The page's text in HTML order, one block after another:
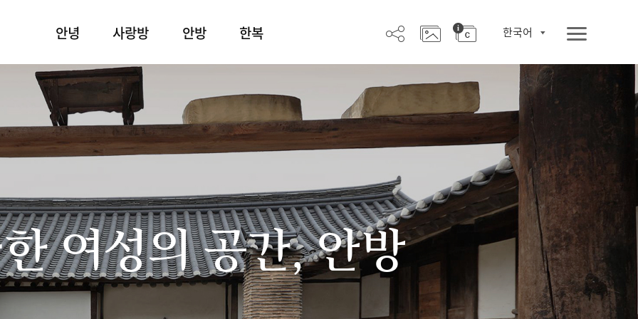
안녕 사랑방 안방 한복 한국어
여성의 공간, 안방